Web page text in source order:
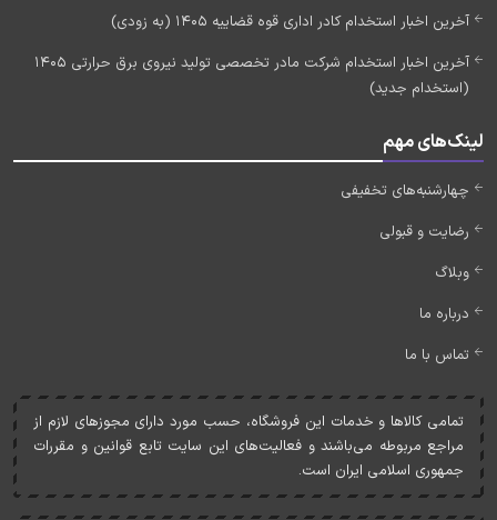
آخرین اخبار استخدام کادر اداری قوه قضاییه 1405 (به زودی)
آخرین اخبار استخدام شرکت مادر تخصصی تولید نیروی برق حرارتی 1405
(استخدام جدید)
لینک‌های مهم
چهارشنبه‌های تخفیفی
رضایت و قبولی
وبلاگ
درباره ما
تماس با ما
تمامی کالاها و خدمات اين فروشگاه، حسب مورد دارای مجوزهای لازم از
مراجع مربوطه می‌باشند و فعاليت‌های اين سايت تابع قوانين و مقررات
جمهوری اسلامی ايران است.